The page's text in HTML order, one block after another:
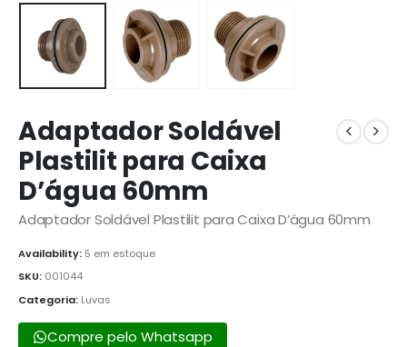
Adaptador Soldável
Plastilit para Caixa
D’água 60mm
Adaptador Soldável Plastilit para Caixa D’água 60mm
Availability: 5 em estoque
SKU: 001044
Categoria: Luvas
Compre pelo Whatsapp